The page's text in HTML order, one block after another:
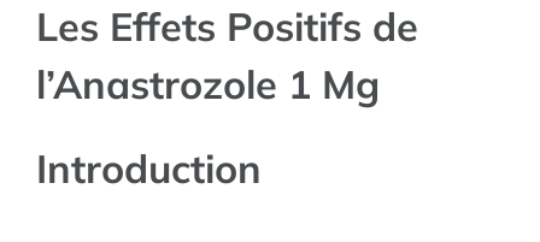
CONTACT
Les Effets Positifs de
l’Anastrozole 1 Mg
Introduction